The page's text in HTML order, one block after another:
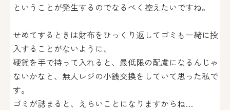
ということが発生するのでなるべく控えたいですね。
せめてするときは財布をひっくり返してゴミも一緒に投
入することがないように、
硬貨を手で持って入れると、最低限の配慮になるんじゃ
ないかなと、無人レジの小銭交換をしていて思った私で
す。
ゴミが詰まると、えらいことになりますからね…